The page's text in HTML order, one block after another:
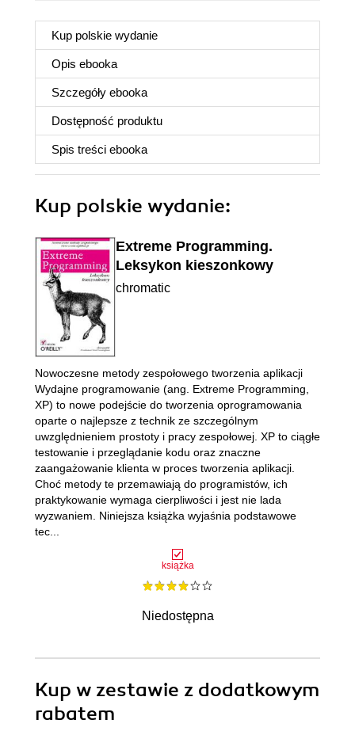
Kup polskie wydanie
Opis ebooka
Szczegóły ebooka
Dostępność produktu
Spis treści ebooka
Kup polskie wydanie:
Extreme Programming.
Leksykon kieszonkowy
chromatic
książka
Niedostępna
Nowoczesne metody zespołowego tworzenia aplikacji
Wydajne programowanie (ang. Extreme Programming,
XP) to nowe podejście do tworzenia oprogramowania
oparte o najlepsze z technik ze szczególnym
uwzględnieniem prostoty i pracy zespołowej. XP to ciągłe
testowanie i przeglądanie kodu oraz znaczne
zaangażowanie klienta w proces tworzenia aplikacji.
Choć metody te przemawiają do programistów, ich
praktykowanie wymaga cierpliwości i jest nie lada
wyzwaniem. Niniejsza książka wyjaśnia podstawowe
tec...
Kup w zestawie z dodatkowym
rabatem